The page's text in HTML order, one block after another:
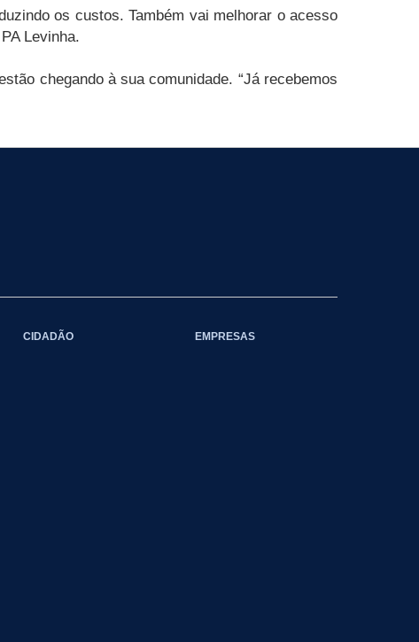
os custos. Também vai melhorar o acesso
Levinha.
chegando à sua comunidade. “Já recebemos
CIDADÃO EMPRESAS